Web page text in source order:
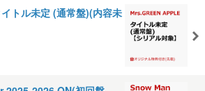
トル未定 (通常盤)(内容未